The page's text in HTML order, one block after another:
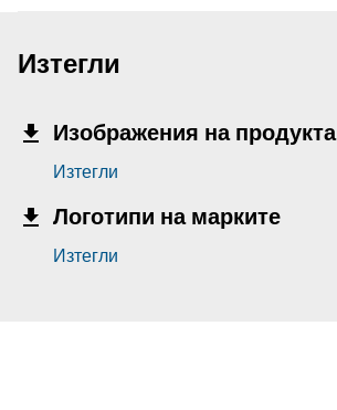
Изтегли
Изображения на продукта
Изтегли
Логотипи на марките
Изтегли